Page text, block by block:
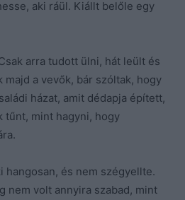
aki ráül. Kiállt belőle egy
arra tudott ülni, hát leült és
majd a vevők, bár szóltak, hogy
házat, amit dédapja épített,
tűnt, mint hagyni, hogy
hangosan, és nem szégyellte.
nem volt annyira szabad, mint